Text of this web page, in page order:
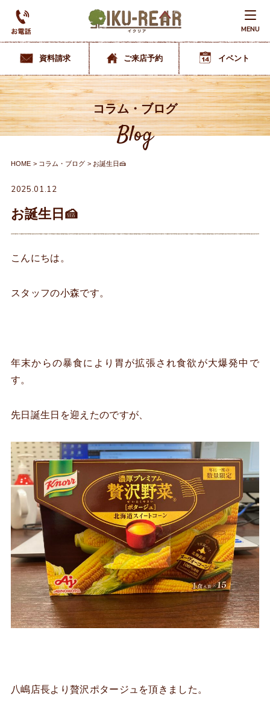
MENU
資料請求 ご来店予約 イベント
コラム・ブログ
Blog
HOME コラム・ブログ お誕生日🍰
2025.01.12
お誕生日🍰
こんにちは。
スタッフの小森です。
年末からの暴食により胃が拡張され食欲が大爆発中で
す。
先日誕生日を迎えたのですが、
八嶋店長より贅沢ポタージュを頂きました。